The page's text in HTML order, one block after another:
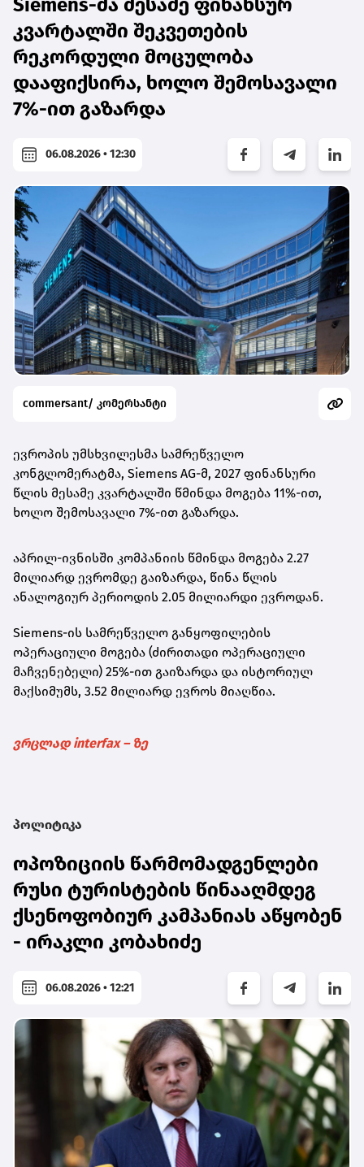
Siemens-მა მესამე ფინანსურ
კვარტალში შეკვეთების
რეკორდული მოცულობა
დააფიქსირა, ხოლო შემოსავალი
7%-ით გაზარდა
06.08.2026 • 12:30
commersant/ კომერსანტი
ევროპის უმსხვილესმა სამრეწველო
კონგლომერატმა, Siemens AG-მ, 2027 ფინანსური
წლის მესამე კვარტალში წმინდა მოგება 11%-ით,
ხოლო შემოსავალი 7%-ით გაზარდა.
აპრილ-ივნისში კომპანიის წმინდა მოგება 2.27
მილიარდ ევრომდე გაიზარდა, წინა წლის
ანალოგიურ პერიოდის 2.05 მილიარდი ევროდან.
Siemens-ის სამრეწველო განყოფილების
ოპერაციული მოგება (ძირითადი ოპერაციული
მაჩვენებელი) 25%-ით გაიზარდა და ისტორიულ
მაქსიმუმს, 3.52 მილიარდ ევროს მიაღწია.
ვრცლად interfax – ზე
პოლიტიკა
ოპოზიციის წარმომადგენლები
რუსი ტურისტების წინააღმდეგ
ქსენოფობიურ კამპანიას აწყობენ
- ირაკლი კობახიძე
06.08.2026 • 12:21